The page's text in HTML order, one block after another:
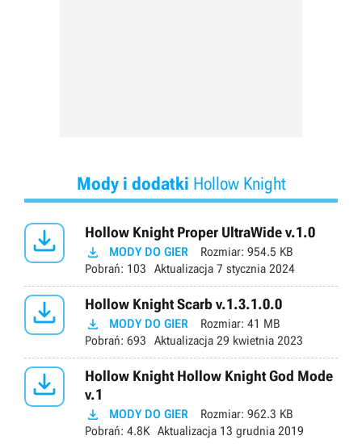
Mody i dodatki Hollow Knight
 Hollow Knight Proper UltraWide v.1.0
 MODY DO GIER Rozmiar: 954.5 KB
Pobrań: 103 Aktualizacja 7 stycznia 2024
 Hollow Knight Scarb v.1.3.1.0.0
 MODY DO GIER Rozmiar: 41 MB
Pobrań: 693 Aktualizacja 29 kwietnia 2023

Hollow Knight Hollow Knight God Mode
v.1
 MODY DO GIER Rozmiar: 962.3 KB
Pobrań: 4.8K Aktualizacja 13 grudnia 2019